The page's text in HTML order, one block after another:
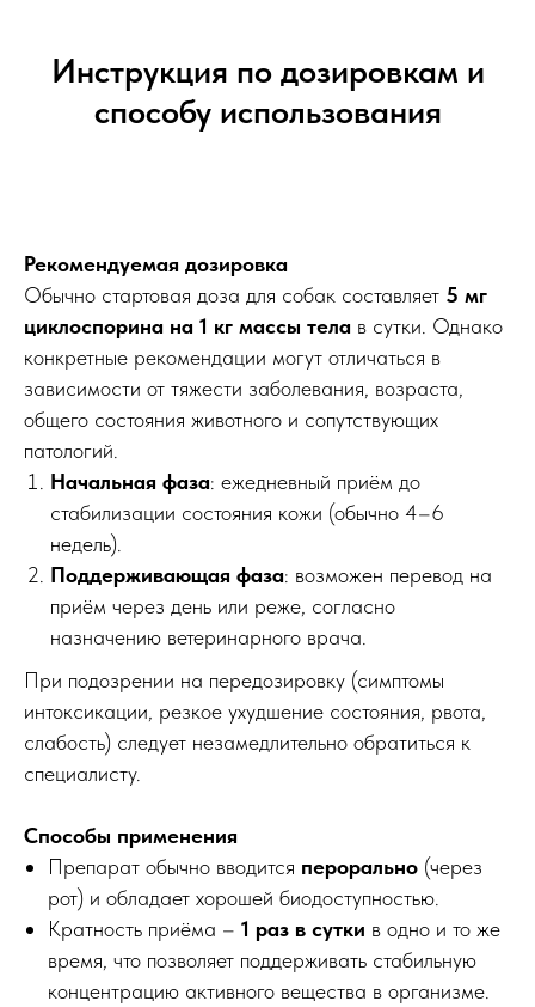
Инструкция по дозировкам и
способу использования
Рекомендуемая дозировка
Обычно стартовая доза для собак составляет 5 мг
циклоспорина на 1 кг массы тела в сутки. Однако
конкретные рекомендации могут отличаться в
зависимости от тяжести заболевания, возраста,
общего состояния животного и сопутствующих
патологий.
Начальная фаза: ежедневный приём до
стабилизации состояния кожи (обычно 4–6
недель).
Поддерживающая фаза: возможен перевод на
приём через день или реже, согласно
назначению ветеринарного врача.
При подозрении на передозировку (симптомы
интоксикации, резкое ухудшение состояния, рвота,
слабость) следует незамедлительно обратиться к
специалисту.
Способы применения
Препарат обычно вводится перорально (через
рот) и обладает хорошей биодоступностью.
Кратность приёма – 1 раз в сутки в одно и то же
время, что позволяет поддерживать стабильную
концентрацию активного вещества в организме.